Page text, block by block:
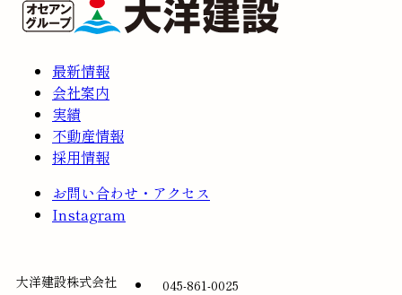
最新情報
会社案内
実績
不動産情報
採用情報
お問い合わせ・アクセス
Instagram
大洋建設株式会社 045-861-0025